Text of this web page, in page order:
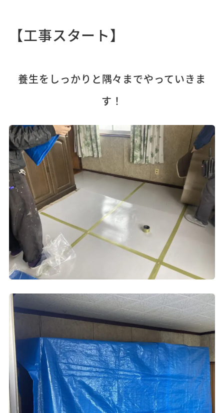
【工事スタート】
養生をしっかりと隅々までやっていきま
す！